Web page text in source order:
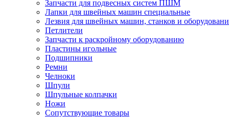
Запчасти для подвесных систем ПШМ
Лапки для швейных машин специальные
Лезвия для швейных машин, станков и
Петлители
Запчасти к раскройному оборудованию
Пластины игольные
Подшипники
Ремни
Челноки
Шпули
Шпульные колпачки
Ножи
Сопутствующие товары